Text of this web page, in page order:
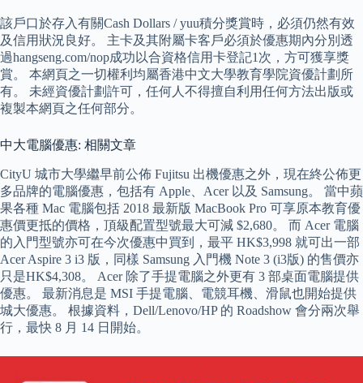
該戶口於存入有關Cash Dollars / yuu積分獎賞時，必須仍然有效
及信用狀況良好。 主卡及其附屬卡客戶必須於優惠期內分別透
過hangseng.com/nop成功以合資格信用卡登記1次，方可獲享獎
賞。 本網頁之一切權利均屬香港中文大學教育學院資優計劃所
有。 未經資優計劃許可，任何人不得擅自利用任何方法出版或
複製本網頁之任何部分。
中大電腦優惠: 相關文章
CityU 城市大學繼早前公佈 Fujitsu 出機優惠之外，現在終公佈更
多品牌的電腦優惠，包括有 Apple、Acer 以及 Samsung。 當中蘋
果各種 Mac 電腦包括 2018 最新版 MacBook Pro 可享原本教育優
惠價更抵的價格，頂級配置型號最大可減 $2,680。 而 Acer 電腦
的入門型號亦可在今次優惠中買到，最平 HK$3,998 就可出一部
Acer Aspire 3 i3 版，同樣 Samsung 入門機 Note 3 (i3版) 的售價亦
只是HK$4,308。 Acer 除了手提電腦之外更有 3 部桌面電腦提供
優惠。 最新消息是 MSI 手提電腦、電競耳機、滑鼠也開始提供
城大優惠。 根據資料，Dell/Lenovo/HP 的 Roadshow 會分兩次舉
行，最快 8 月 14 日開始。